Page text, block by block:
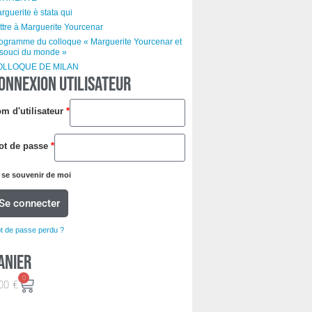
è stata qui
à Marguerite Yourcenar
du colloque « Marguerite Yourcenar et
du monde »
DE MILAN
UTILISATEUR
d'utilisateur *
de passe *
se souvenir de moi
connecter
de passe perdu ?
€
0